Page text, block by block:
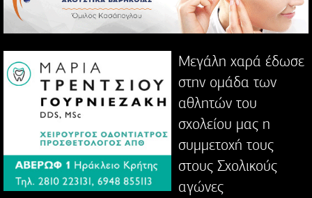
Μεγάλη χαρά έδωσε
στην ομάδα των
αθλητών του
σχολείου μας η
συμμετοχή τους
στους Σχολικούς
αγώνες